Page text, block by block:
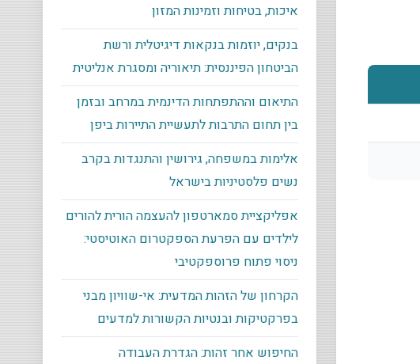
איכות, בטיחות וזמינות המזון
בנקים, יוזמות בנקאות דיגיטלית ורשת
הביטחון הפיננסית: תיאוריה ומסגרת אנליטית
התיאום וההתפתחות הדינמית במרחב ובזמן
בין תחום התרבות לתעשיית התיירות ביפן
אלימות במשפחה, גירושין והתנגדות בקרב
נשים פלסטיניות בישראל
אפליקציית סמארטפון להעצמה הורית להורים
לילדים עם הפרעת הספקטרום האוטיסטי:
ניסוי פתוח פרוספקטיבי
הקרחון של הזהות המדעית: אי-שוויון מבני
בפרקטיקות ובנטיות הקשורות למדעים
החיפוש אחר זהות: הגדרת העבודה